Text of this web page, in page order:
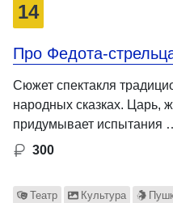
14
Про Федота-
Сюжет спектакля
народных сказках. Царь,
придумывает испытания
300
Театр Культура